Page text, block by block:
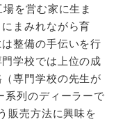
を営む家に生ま
まみれながら育
整備の手伝いを行
学校では上位の成
専門学校の先生が
系列のディーラーで
販売方法に興味を